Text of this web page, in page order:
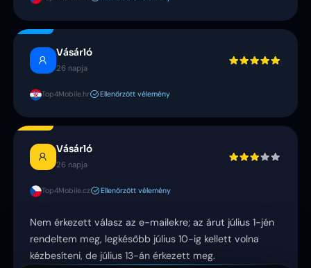
Vásárló
26 napja
Top4Mobile.hr Ellenőrzött vélemény
Vásárló
26 napja
Top4Mobile.cz Ellenőrzött vélemény
Nem érkezett válasz az e-mailekre; az árut július 1-jén
rendeltem meg, legkésőbb július 10-ig kellett volna
kézbesíteni, de július 13-án érkezett meg.